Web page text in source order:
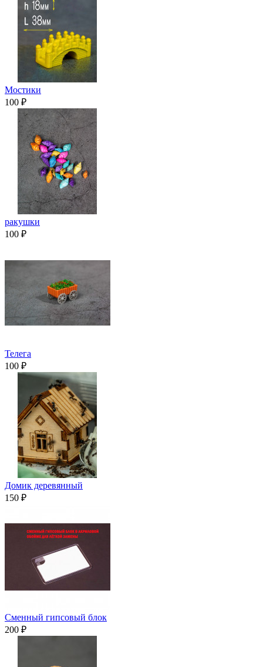
Мостики
100 ₽
ракушки
100 ₽
Телега
100 ₽
Домик деревянный
150 ₽
Сменный гипсовый блок
200 ₽